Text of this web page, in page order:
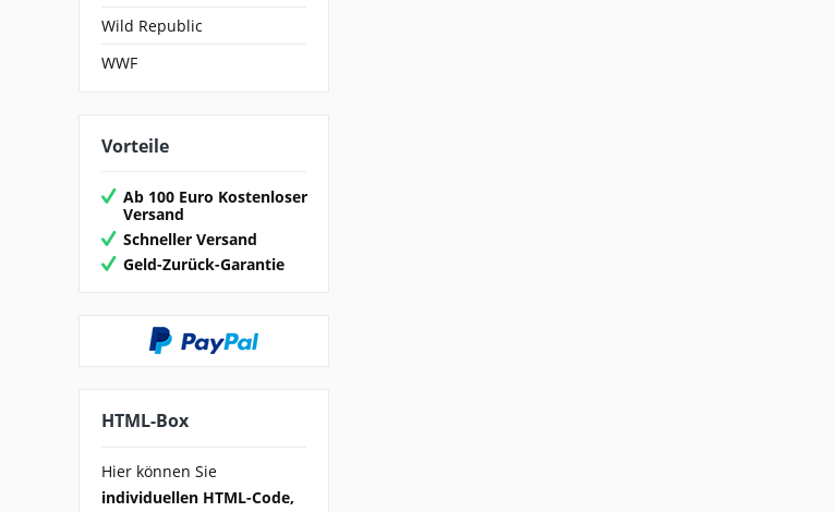
Wild Republic
WWF
Vorteile
Ab 100 Euro Kostenloser
Versand
Schneller Versand
Geld-Zurück-Garantie
HTML-Box
Hier können Sie
individuellen HTML-Code,